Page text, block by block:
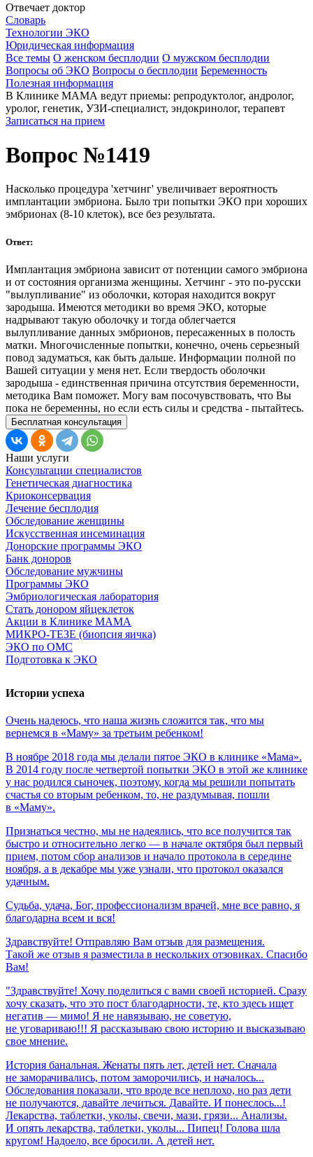
Отвечает доктор
Словарь
Технологии ЭКО
Юридическая информация
Все темы О женском бесплодии О мужском бесплодии
Вопросы об ЭКО Вопросы о бесплодии Беременность
Полезная информация
В Клинике МАМА ведут приемы: репродуктолог, андролог,
уролог, генетик, УЗИ-специалист, эндокринолог, терапевт
Записаться на прием
Вопрос №1419
Насколько процедура 'хетчинг' увеличивает вероятность
имплантации эмбриона. Было три попытки ЭКО при хороших
эмбрионах (8-10 клеток), все без результата.
Ответ:
Имплантация эмбриона зависит от потенции самого эмбриона
и от состояния организма женщины. Хетчинг - это по-русски
"вылупливание" из оболочки, которая находится вокруг
зародыша. Имеются методики во время ЭКО, которые
надрывают такую оболочку и тогда облегчается
вылупливание данных эмбрионов, пересаженных в полость
матки. Многочисленные попытки, конечно, очень серьезный
повод задуматься, как быть дальше. Информации полной по
Вашей ситуации у меня нет. Если твердость оболочки
зародыша - единственная причина отсутствия беременности,
методика Вам поможет. Могу вам посочувствовать, что Вы
пока не беременны, но если есть силы и средства - пытайтесь.
Бесплатная консультация
Наши услуги
Консультации специалистов
Генетическая диагностика
Криоконсервация
Лечение бесплодия
Обследование женщины
Искусственная инсеминация
Донорские программы ЭКО
Банк доноров
Обследование мужчины
Программы ЭКО
Эмбриологическая лаборатория
Стать донором яйцеклеток
Акции в Клинике МАМА
МИКРО-ТЕЗЕ (биопсия яичка)
ЭКО по ОМС
Подготовка к ЭКО
Истории успеха
Очень надеюсь, что наша жизнь сложится так, что мы
вернемся в «Маму» за третьим ребенком!
В ноябре 2018 года мы делали пятое ЭКО в клинике «Мама».
В 2014 году после четвертой попытки ЭКО в этой же клинике
у нас родился сыночек, поэтому, когда мы решили попытать
счастья со вторым ребенком, то, не раздумывая, пошли
в «Маму».
Признаться честно, мы не надеялись, что все получится так
быстро и относительно легко — в начале октября был первый
прием, потом сбор анализов и начало протокола в середине
ноября, а в декабре мы уже узнали, что протокол оказался
удачным.
Судьба, удача, Бог, профессионализм врачей, мне все равно, я
благодарна всем и вся!
Здравствуйте! Отправляю Вам отзыв для размещения.
Такой же отзыв я разместила в нескольких отзовиках. Спасибо
Вам!
"Здравствуйте! Хочу поделиться с вами своей историей. Сразу
хочу сказать, что это пост благодарности, те, кто здесь ищет
негатив — мимо! Я не навязываю, не советую,
не уговариваю!!! Я рассказываю свою историю и высказываю
свое мнение.
История банальная. Женаты пять лет, детей нет. Сначала
не заморачивались, потом заморочились, и началось...
Обследования показали, что вроде все неплохо, но раз дети
не получаются, давайте лечиться. Давайте. И понеслось...!
Лекарства, таблетки, уколы, свечи, мази, грязи... Анализы.
И опять лекарства, таблетки, уколы... Пипец! Голова шла
кругом! Надоело, все бросили. А детей нет.